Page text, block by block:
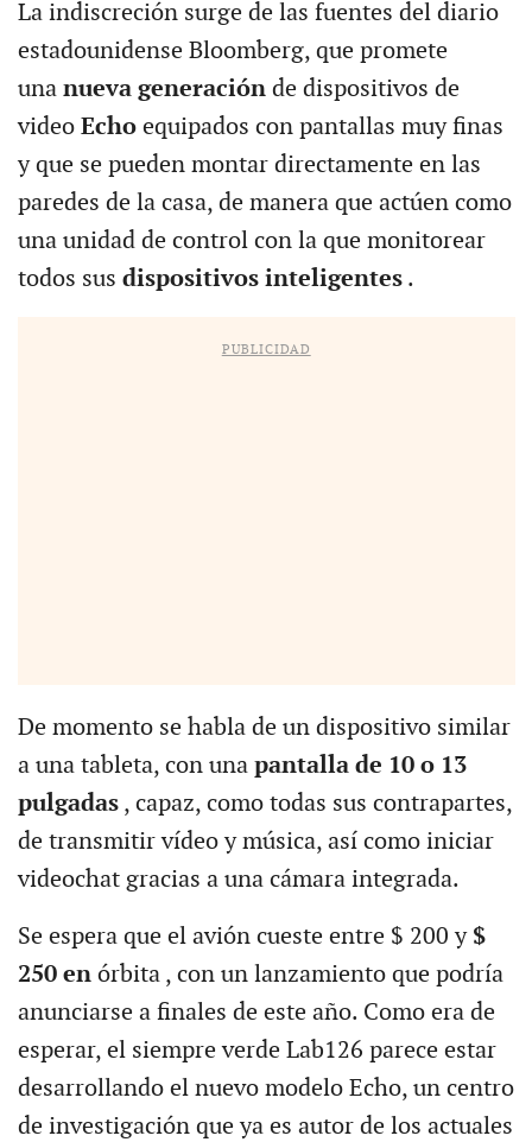
La indiscreción surge de las fuentes del diario
estadounidense Bloomberg, que promete
una nueva generaciónde dispositivos de
video Echoequipados con pantallas muy finas
y que se pueden montar directamente en las
paredes de la casa, de manera que actúen como
una unidad de control con la que monitorear
todos sus dispositivos inteligentes.
PUBLICIDAD
De momento se habla de un dispositivo similar
a una tableta, con una pantalla de 10 o 13
pulgadas, capaz, como todas sus contrapartes,
de transmitir vídeo y música, así como iniciar
videochat gracias a una cámara integrada.
Se espera que el avión cueste entre $ 200 y $
250 enórbita , con un lanzamiento que podría
anunciarse a finales de este año. Como era de
esperar, el siempre verde Lab126 parece estar
desarrollando el nuevo modelo Echo, un centro
de investigación que ya es autor de los actuales